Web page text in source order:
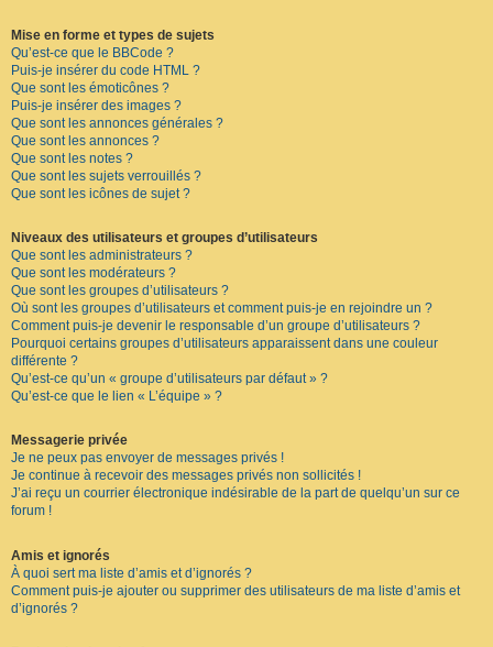
Mise en forme et types de sujets
Qu’est-ce que le BBCode ?
Puis-je insérer du code HTML ?
Que sont les émoticônes ?
Puis-je insérer des images ?
Que sont les annonces générales ?
Que sont les annonces ?
Que sont les notes ?
Que sont les sujets verrouillés ?
Que sont les icônes de sujet ?
Niveaux des utilisateurs et groupes d’utilisateurs
Que sont les administrateurs ?
Que sont les modérateurs ?
Que sont les groupes d’utilisateurs ?
Où sont les groupes d’utilisateurs et comment puis-je en rejoindre un ?
Comment puis-je devenir le responsable d’un groupe d’utilisateurs ?
Pourquoi certains groupes d’utilisateurs apparaissent dans une couleur
différente ?
Qu’est-ce qu’un « groupe d’utilisateurs par défaut » ?
Qu’est-ce que le lien « L’équipe » ?
Messagerie privée
Je ne peux pas envoyer de messages privés !
Je continue à recevoir des messages privés non sollicités !
J’ai reçu un courrier électronique indésirable de la part de quelqu’un sur ce
forum !
Amis et ignorés
À quoi sert ma liste d’amis et d’ignorés ?
Comment puis-je ajouter ou supprimer des utilisateurs de ma liste d’amis et
d’ignorés ?